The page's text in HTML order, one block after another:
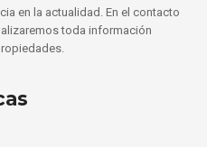
en la actualidad. En el contacto
toda información